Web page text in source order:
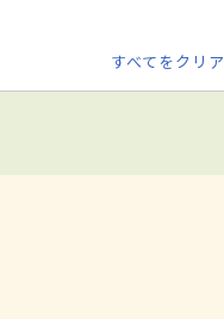
すべてをクリア